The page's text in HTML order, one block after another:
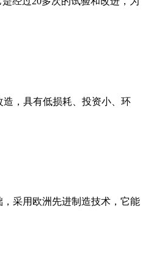
，具有低损耗、投资小、环
采用欧洲先进制造技术，它能